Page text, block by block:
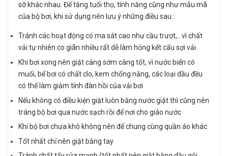
sỡ khác nhau. Để tăng tuổi thọ, tính năng cũng như mẫu mã
của bộ bơi, khi sử dụng nên lưu ý những điều sau :
Tránh các hoạt động có ma sát cao như cầu trượt,.. vì chất
vải tự nhiên co giãn nhiều rất dễ làm hỏng kết cấu sợi vải
Khi bơi xong nên giặt càng sớm càng tốt, vì nước biển có
muối, bể bơi có chất clo, kem chống nắng, các loại dầu đều
có thể làm giảm tính đàn hồi của vải bơi
Nếu không có điều kiện giặt luôn bằng nước giặt thì cũng nên
tráng bộ bơi qua nước sạch rồi để nơi cho giáo nước
Khi bộ bơi chưa khô không nên để chung cùng quần áo khác
Tốt nhất chỉ nên giặt bằng tay